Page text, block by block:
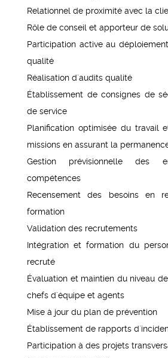
Relationnel de proximité avec la
Rôle de conseil et apporteur de
Participation active au
qualité
Réalisation d´audits qualité
Établissement de consignes de
de service
Planification optimisée du travail
missions en assurant la
Gestion prévisionnelle des
compétences
Recensement des besoins en
formation
Validation des recrutements
Intégration et formation du
recruté
Évaluation et maintien du niveau
chefs d´équipe et agents
Mise à jour du plan de prévention
Établissement de rapports
Participation à des projets